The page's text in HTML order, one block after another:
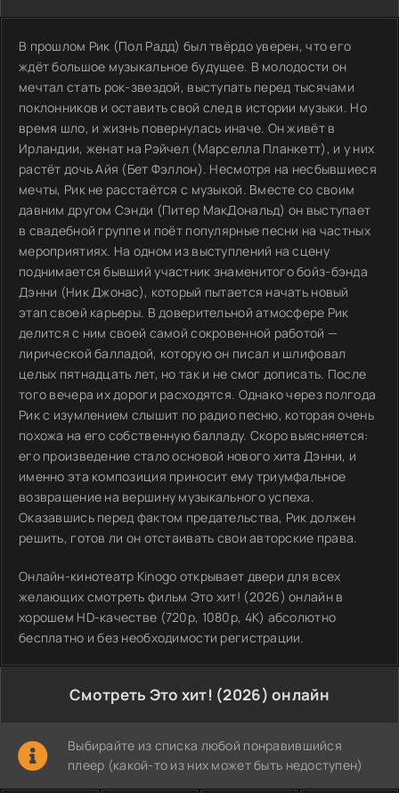
В прошлом Рик (Пол Радд) был твёрдо уверен, что его
ждёт большое музыкальное будущее. В молодости он
мечтал стать рок-звездой, выступать перед тысячами
поклонников и оставить свой след в истории музыки. Но
время шло, и жизнь повернулась иначе. Он живёт в
Ирландии, женат на Рэйчел (Марселла Планкетт), и у них
растёт дочь Айя (Бет Фэллон). Несмотря на несбывшиеся
мечты, Рик не расстаётся с музыкой. Вместе со своим
давним другом Сэнди (Питер МакДональд) он выступает
в свадебной группе и поёт популярные песни на частных
мероприятиях. На одном из выступлений на сцену
поднимается бывший участник знаменитого бойз-бэнда
Дэнни (Ник Джонас), который пытается начать новый
этап своей карьеры. В доверительной атмосфере Рик
делится с ним своей самой сокровенной работой —
лирической балладой, которую он писал и шлифовал
целых пятнадцать лет, но так и не смог дописать. После
того вечера их дороги расходятся. Однако через полгода
Рик с изумлением слышит по радио песню, которая очень
похожа на его собственную балладу. Скоро выясняется:
его произведение стало основой нового хита Дэнни, и
именно эта композиция приносит ему триумфальное
возвращение на вершину музыкального успеха.
Оказавшись перед фактом предательства, Рик должен
решить, готов ли он отстаивать свои авторские права.
Онлайн-кинотеатр Kinogo открывает двери для всех
желающих смотреть фильм Это хит! (2026) онлайн в
хорошем HD-качестве (720p, 1080p, 4K) абсолютно
бесплатно и без необходимости регистрации.
Смотреть Это хит! (2026) онлайн
Выбирайте из списка любой понравившийся
плеер (какой-то из них может быть недоступен)